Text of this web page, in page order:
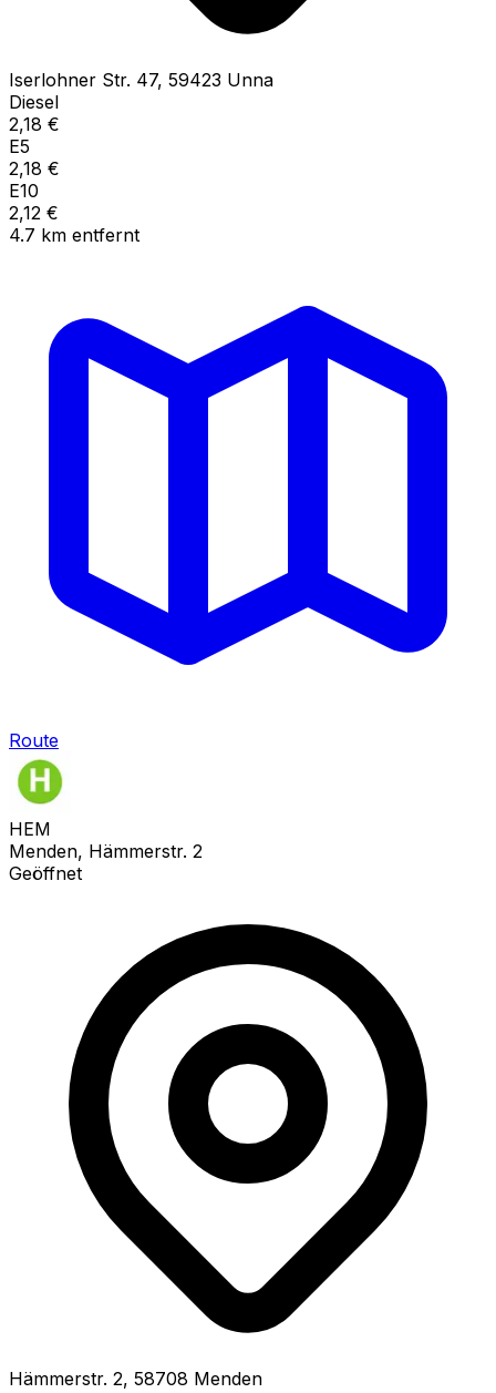
Iserlohner Str. 47, 59423 Unna
Diesel
2,18 €
E5
2,18 €
E10
2,12 €
4.7 km entfernt
Route
HEM
Menden, Hämmerstr. 2
Geöffnet
Hämmerstr. 2, 58708 Menden